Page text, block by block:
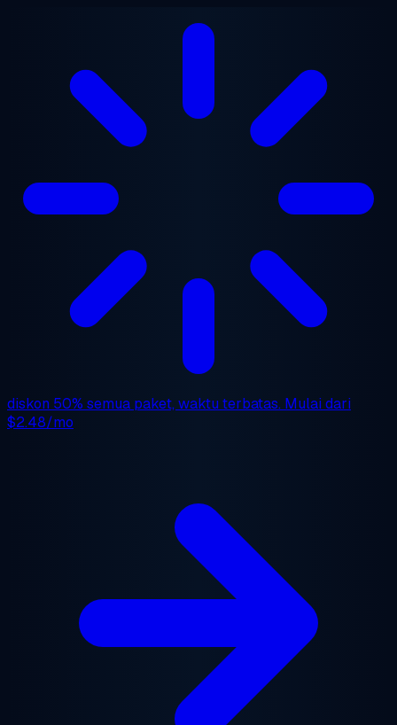
diskon 50% semua paket, waktu terbatas. Mulai dari
$2.48/mo